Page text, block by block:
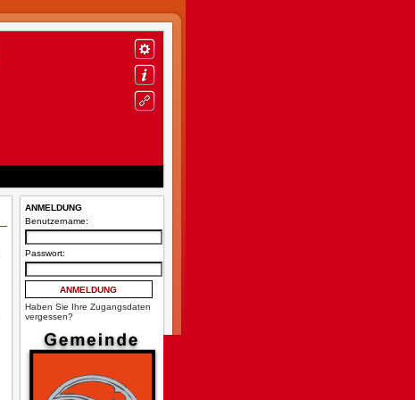
ANMELDUNG
Benutzername:
Passwort:
Haben Sie Ihre Zugangsdaten
vergessen?